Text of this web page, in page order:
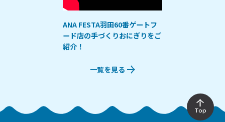
ANA FESTA羽田60番ゲートフ
ード店の手づくりおにぎりをご
紹介！
一覧を見る
Top